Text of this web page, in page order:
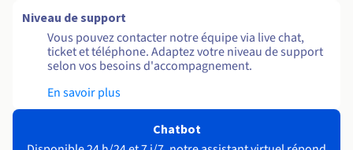
Niveau de support
Vous pouvez contacter notre équipe via live chat,
ticket et téléphone. Adaptez votre niveau de support
selon vos besoins d'accompagnement.
En savoir plus
Chatbot